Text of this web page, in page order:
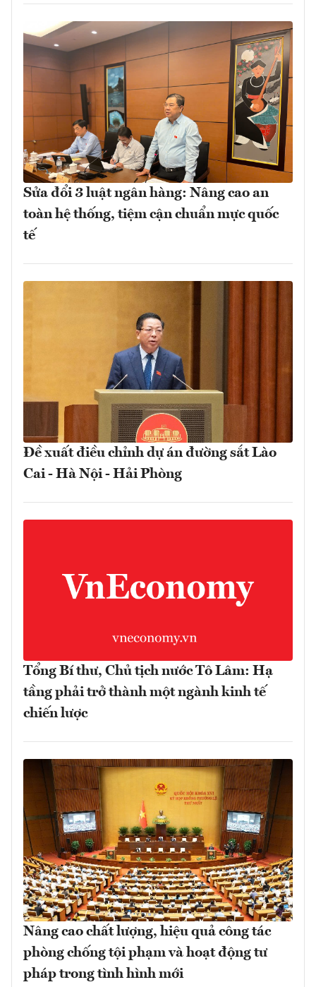
Sửa đổi 3 luật ngân hàng: Nâng cao an
toàn hệ thống, tiệm cận chuẩn mực quốc
tế
Đề xuất điều chỉnh dự án đường sắt Lào
Cai - Hà Nội - Hải Phòng
Tổng Bí thư, Chủ tịch nước Tô Lâm: Hạ
tầng phải trở thành một ngành kinh tế
chiến lược
Nâng cao chất lượng, hiệu quả công tác
phòng chống tội phạm và hoạt động tư
pháp trong tình hình mới